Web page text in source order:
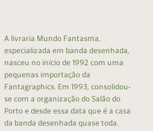
A livraria Mundo Fantasma,
especializada em banda desenhada,
nasceu no início de 1992 com uma
pequenas importação da
Fantagraphics. Em 1993, consolidou-
se com a organização do Salão do
Porto e desde essa data que é a casa
da banda desenhada quase toda.